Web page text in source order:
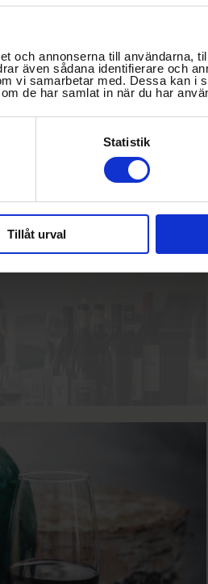
och annonserna till användarna,
även sådana identifierare och
vi samarbetar med. Dessa kan i
de har samlat in när du har
Statistik
Tillåt urval